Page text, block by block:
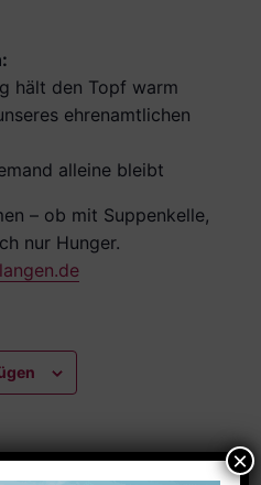
hält den Topf warm
ehrenamtlichen
alleine bleibt
– ob mit Suppenkelle,
nur Hunger.